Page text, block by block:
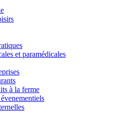
et paramédicales
à la ferme